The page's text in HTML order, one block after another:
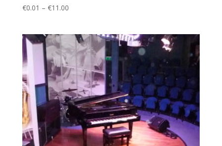
€0.01 – €11.00Price
through
€11.00